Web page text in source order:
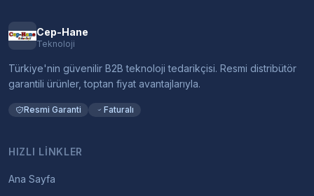
Cep-Hane
Teknoloji
Türkiye'nin güvenilir B2B teknoloji tedarikçisi. Resmi distribütör
garantili ürünler, toptan fiyat avantajlarıyla.
Resmi Garanti Faturalı
HIZLI LINKLER
Ana Sayfa